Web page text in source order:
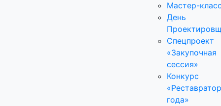
Мастер-
День
Спецпроект
«Закупочная
сессия»
Конкурс
«Реставратор
года»